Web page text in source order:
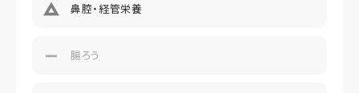
鼻腔・経管栄養
腸ろう